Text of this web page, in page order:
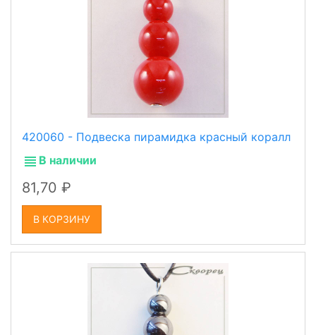
420060 - Подвеска пирамидка красный коралл
В наличии
81,70
В КОРЗИНУ